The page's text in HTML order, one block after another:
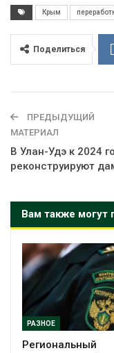
Крым
Поделиться
ПРЕДЫДУЩИЙ
МАТЕРИАЛ
В Улан-Удэ к 2024
реконструируют
Вам также могут
РАЗНОЕ
Региональный